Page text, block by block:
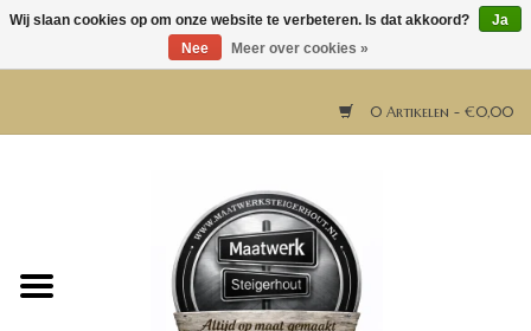
0 Artikelen - €0,00
Horeca meubels
Wij slaan cookies op om onze website te verbeteren. Is dat akkoord?
Ja
Nee
Meer over cookies »